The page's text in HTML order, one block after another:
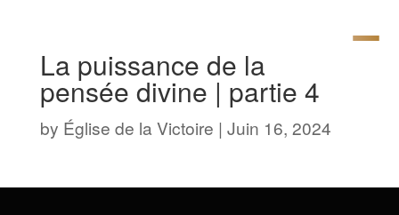
La puissance de la
pensée divine | partie 4
by Église de la Victoire | Juin 16, 2024